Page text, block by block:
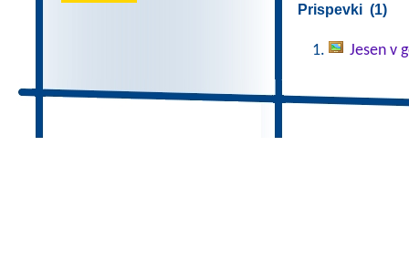
Prispevki (1)
Jesen v